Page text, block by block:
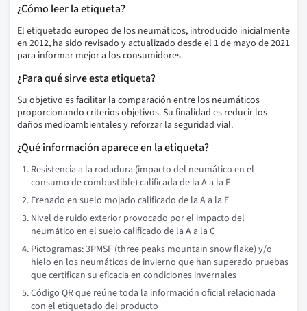
¿Cómo leer la etiqueta?
El etiquetado europeo de los neumáticos, introducido inicialmente
en 2012, ha sido revisado y actualizado desde el 1 de mayo de 2021
para informar mejor a los consumidores.
¿Para qué sirve esta etiqueta?
Su objetivo es facilitar la comparación entre los neumáticos
proporcionando criterios objetivos. Su finalidad es reducir los
daños medioambientales y reforzar la seguridad vial.
¿Qué información aparece en la etiqueta?
Resistencia a la rodadura (impacto del neumático en el
consumo de combustible) calificada de la A a la E
Frenado en suelo mojado calificado de la A a la E
Nivel de ruido exterior provocado por el impacto del
neumático en el suelo calificado de la A a la C
Pictogramas: 3PMSF (three peaks mountain snow flake) y/o
hielo en los neumáticos de invierno que han superado pruebas
que certifican su eficacia en condiciones invernales
Código QR que reúne toda la información oficial relacionada
con el etiquetado del producto